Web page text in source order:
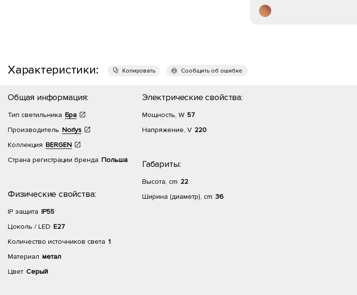
Характеристики: Копировать Сообщить об ошибке
Общая информация:
Тип светильника Бра
Производитель Norlys
Коллекция BERGEN
Страна регистрации бренда Польша
Физические свойства:
IP защита IP55
Цоколь / LED E27
Количество источников света 1
Материал метал
Цвет Серый
Электрические свойства:
Мощность, W 57
Напряжение, V 220
Габариты:
Высота, cm 22
Ширина (диаметр), cm 36